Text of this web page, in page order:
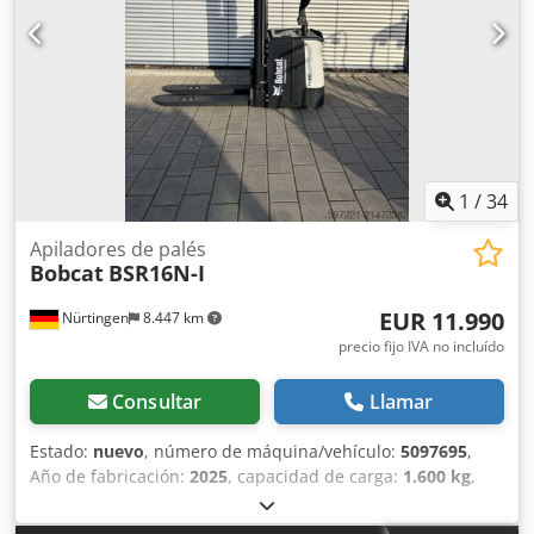
1 /34
Nürtingen 8.447 km
Apiladores de palés
Bobcat BSR16N-I
EUR 11.990
precio fijo IVA no incluído
Consultar Llamar
Estado: nuevo, número de máquina/vehículo: 5097695,
Año de fabricación: 2025, capacidad de carga: 1.600 kg,
4.620 mm, ascensor libre:
centro de carga:600 mm, tipo de combustible:eléctrico,